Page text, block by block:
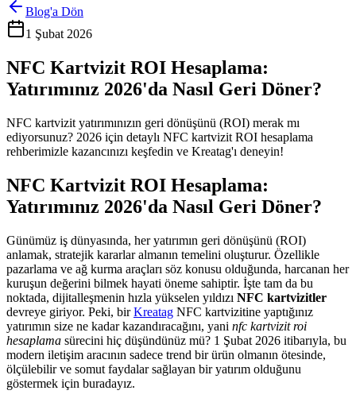
Blog'a Dön
1 Şubat 2026
NFC Kartvizit ROI Hesaplama:
Yatırımınız 2026'da Nasıl Geri Döner?
NFC kartvizit yatırımınızın geri dönüşünü (ROI) merak mı
ediyorsunuz? 2026 için detaylı NFC kartvizit ROI hesaplama
rehberimizle kazancınızı keşfedin ve Kreatag'ı deneyin!
NFC Kartvizit ROI Hesaplama:
Yatırımınız 2026'da Nasıl Geri Döner?
Günümüz iş dünyasında, her yatırımın geri dönüşünü (ROI)
anlamak, stratejik kararlar almanın temelini oluşturur. Özellikle
pazarlama ve ağ kurma araçları söz konusu olduğunda, harcanan her
kuruşun değerini bilmek hayati öneme sahiptir. İşte tam da bu
noktada, dijitalleşmenin hızla yükselen yıldızı NFC kartvizitler
devreye giriyor. Peki, birKreatag NFC kartvizitine yaptığınız
yatırımın size ne kadar kazandıracağını, yani nfc kartvizit roi
hesaplama sürecini hiç düşündünüz mü? 1 Şubat 2026 itibarıyla, bu
modern iletişim aracının sadece trend bir ürün olmanın ötesinde,
ölçülebilir ve somut faydalar sağlayan bir yatırım olduğunu
göstermek için buradayız.